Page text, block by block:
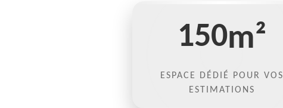
150m²
ESPACE DÉDIÉ POUR VOS
ESTIMATIONS